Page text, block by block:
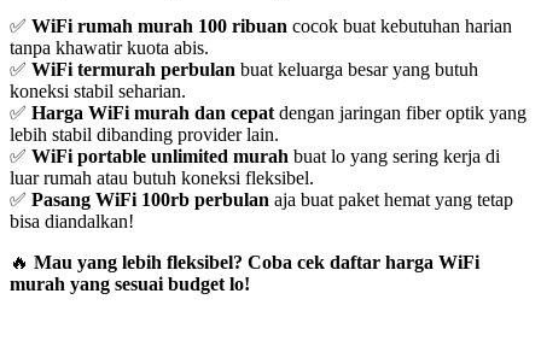
✅ WiFi rumah murah 100 ribuan cocok buat kebutuhan harian
tanpa khawatir kuota abis.
✅ WiFi termurah perbulan buat keluarga besar yang butuh
koneksi stabil seharian.
✅ Harga WiFi murah dan cepat dengan jaringan fiber optik yang
lebih stabil dibanding provider lain.
✅ WiFi portable unlimited murah buat lo yang sering kerja di
luar rumah atau butuh koneksi fleksibel.
✅ Pasang WiFi 100rb perbulan aja buat paket hemat yang tetap
bisa diandalkan!
🔥 Mau yang lebih fleksibel? Coba cek daftar harga WiFi
murah yang sesuai budget lo!